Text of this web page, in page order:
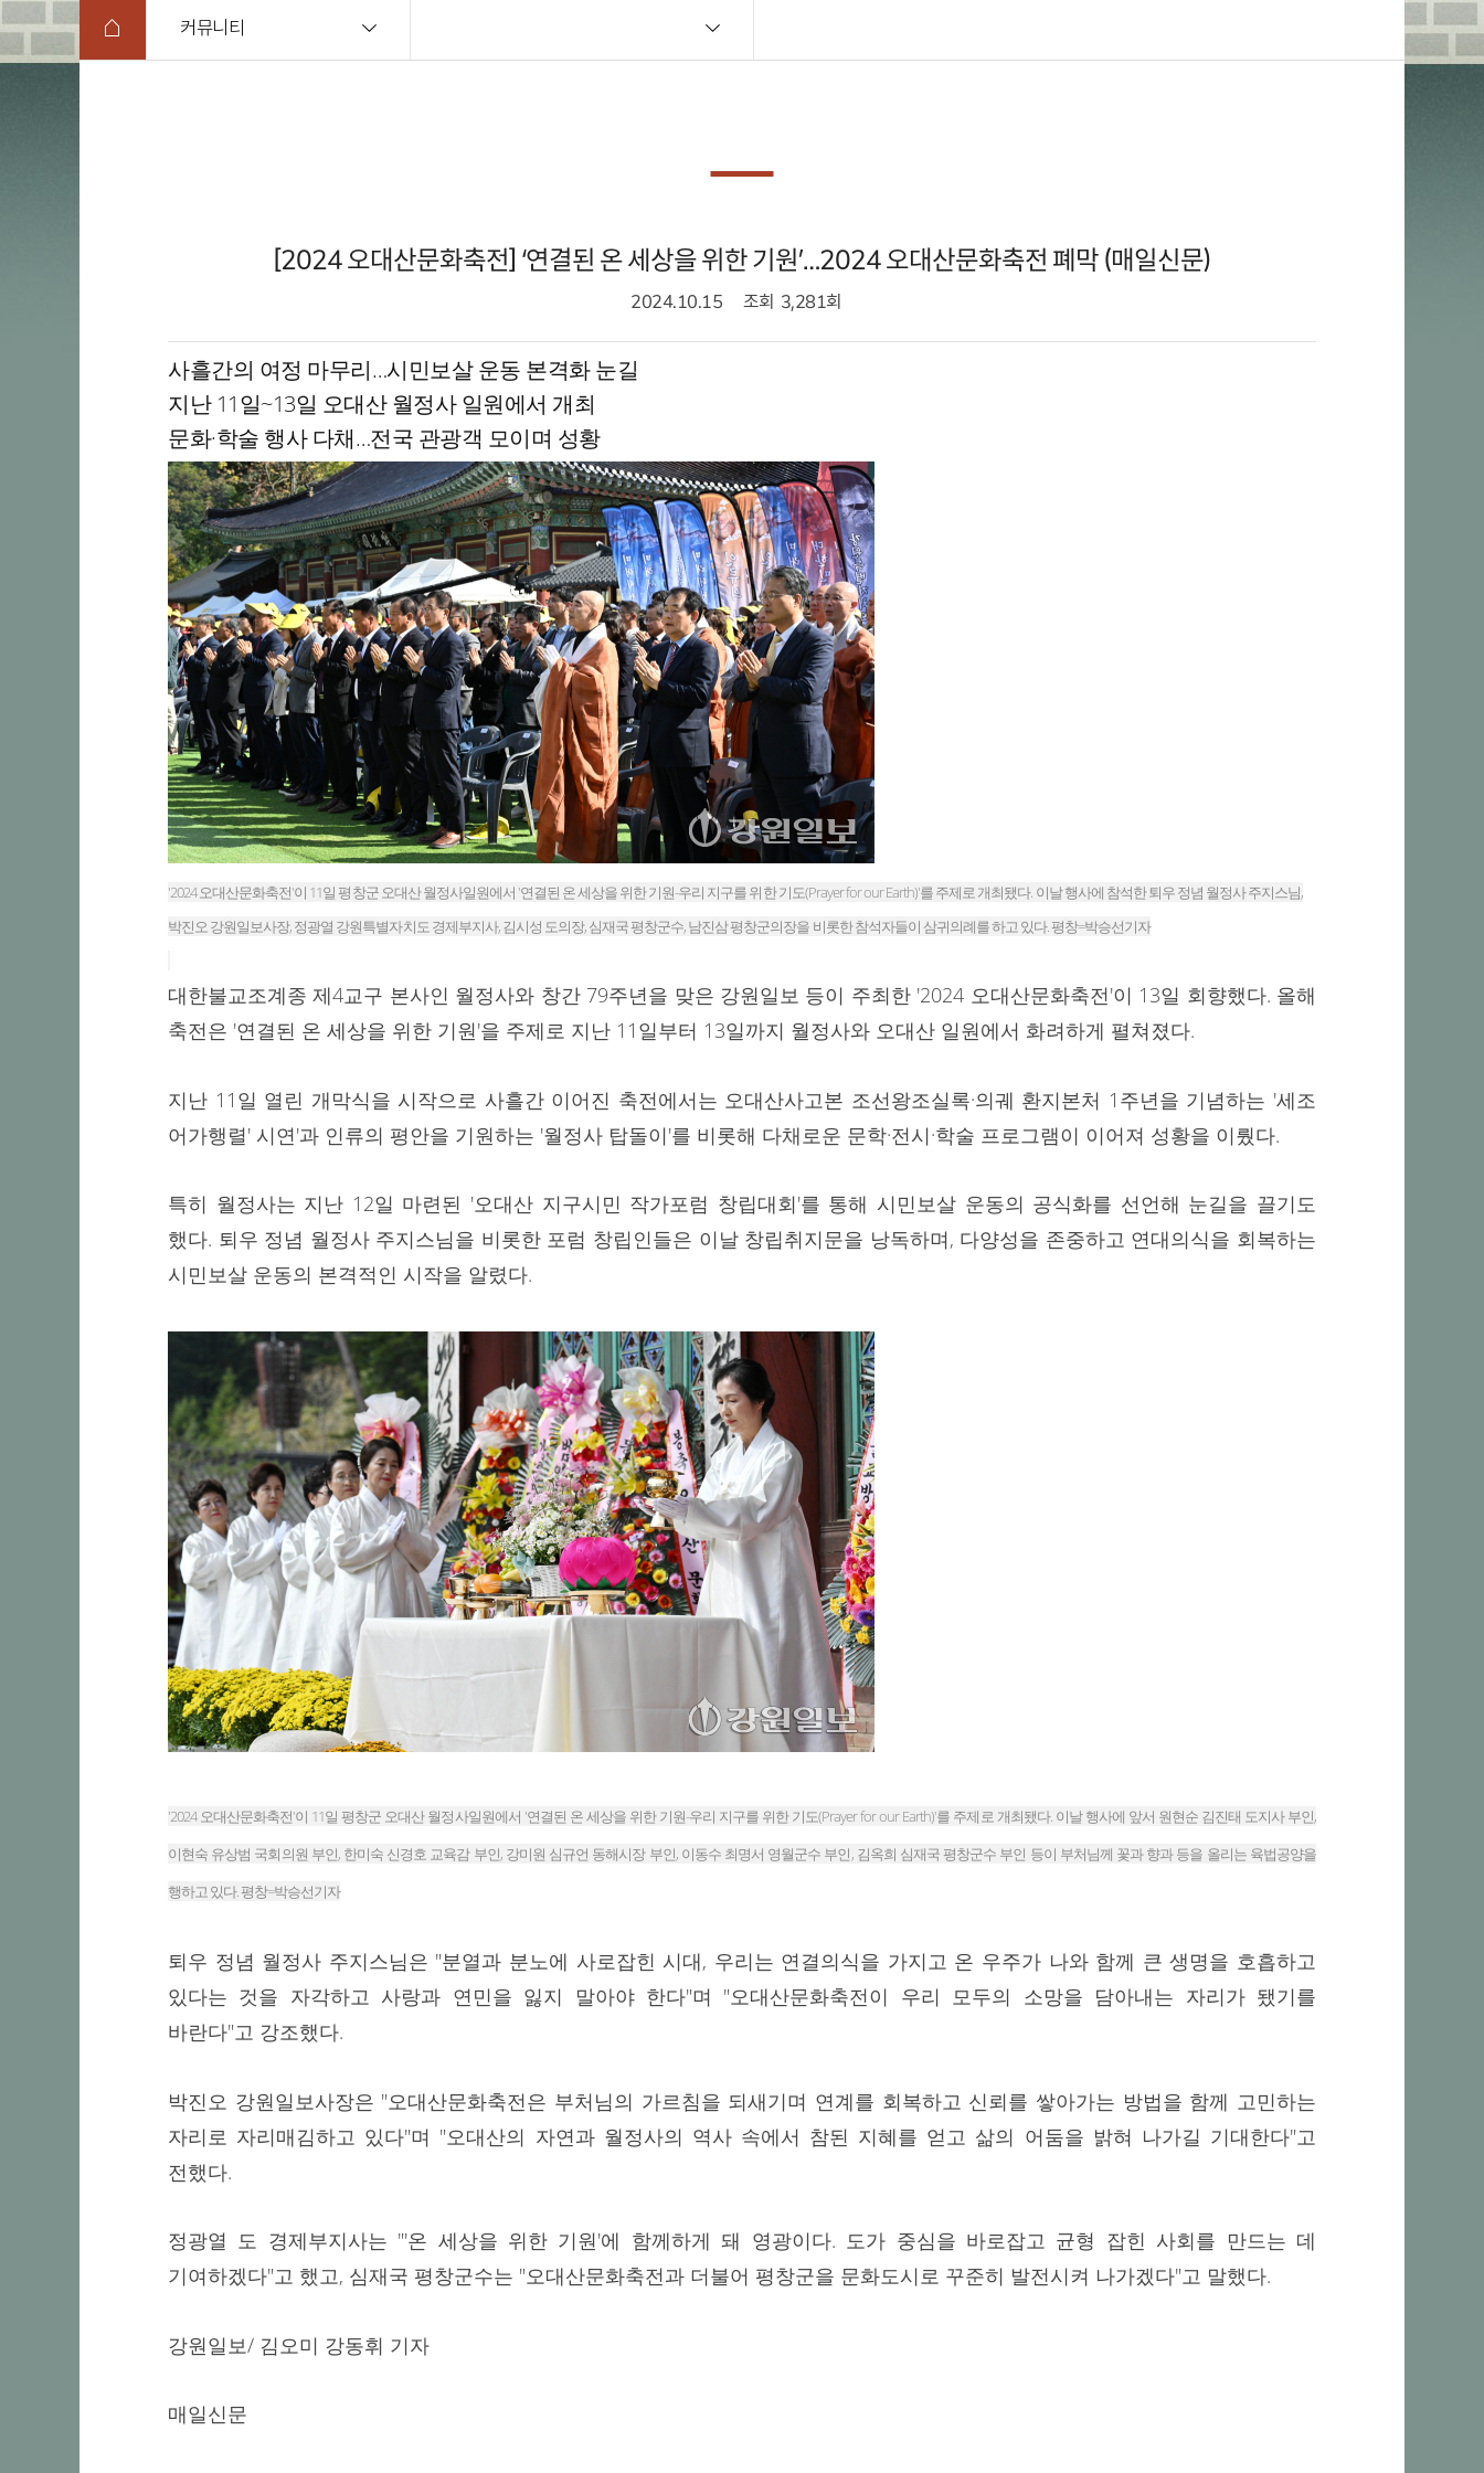
커뮤니티
[2024 오대산문화축전] ‘연결된 온 세상을 위한 기원’…2024 오대산문화축전 폐막 (매일신문)
2024.10.15 조회 3,281회
사흘간의 여정 마무리…시민보살 운동 본격화 눈길
지난 11일~13일 오대산 월정사 일원에서 개최
문화·학술 행사 다채…전국 관광객 모이며 성황
'2024 오대산문화축전'이 11일 평창군 오대산 월정사일원에서 '연결된 온 세상을 위한 기원-우리 지구를 위한 기도(Prayer for our Earth)'를 주제로 개최됐다. 이날 행사에 참석한 퇴우 정념 월정사 주지스님,
박진오 강원일보사장, 정광열 강원특별자치도 경제부지사, 김시성 도의장, 심재국 평창군수, 남진삼 평창군의장을 비롯한 참석자들이 삼귀의례를 하고 있다. 평창=박승선기자
대한불교조계종 제4교구 본사인 월정사와 창간 79주년을 맞은 강원일보 등이 주최한 '2024 오대산문화축전'이 13일 회향했다. 올해
축전은 '연결된 온 세상을 위한 기원'을 주제로 지난 11일부터 13일까지 월정사와 오대산 일원에서 화려하게 펼쳐졌다.
지난 11일 열린 개막식을 시작으로 사흘간 이어진 축전에서는 오대산사고본 조선왕조실록·의궤 환지본처 1주년을 기념하는 '세조
어가행렬' 시연'과 인류의 평안을 기원하는 '월정사 탑돌이'를 비롯해 다채로운 문학·전시·학술 프로그램이 이어져 성황을 이뤘다.
특히 월정사는 지난 12일 마련된 '오대산 지구시민 작가포럼 창립대회'를 통해 시민보살 운동의 공식화를 선언해 눈길을 끌기도
했다. 퇴우 정념 월정사 주지스님을 비롯한 포럼 창립인들은 이날 창립취지문을 낭독하며, 다양성을 존중하고 연대의식을 회복하는
시민보살 운동의 본격적인 시작을 알렸다.
'2024 오대산문화축전'이 11일 평창군 오대산 월정사일원에서 '연결된 온 세상을 위한 기원-우리 지구를 위한 기도(Prayer for our Earth)'를 주제로 개최됐다. 이날 행사에 앞서 원현순 김진태 도지사 부인,
이현숙 유상범 국회의원 부인, 한미숙 신경호 교육감 부인, 강미원 심규언 동해시장 부인, 이동수 최명서 영월군수 부인, 김옥희 심재국 평창군수 부인 등이 부처님께 꽃과 향과 등을 올리는 육법공양을
행하고 있다. 평창=박승선기자
퇴우 정념 월정사 주지스님은 "분열과 분노에 사로잡힌 시대, 우리는 연결의식을 가지고 온 우주가 나와 함께 큰 생명을 호흡하고
있다는 것을 자각하고 사랑과 연민을 잃지 말아야 한다"며 "오대산문화축전이 우리 모두의 소망을 담아내는 자리가 됐기를
바란다"고 강조했다.
박진오 강원일보사장은 "오대산문화축전은 부처님의 가르침을 되새기며 연계를 회복하고 신뢰를 쌓아가는 방법을 함께 고민하는
자리로 자리매김하고 있다"며 "오대산의 자연과 월정사의 역사 속에서 참된 지혜를 얻고 삶의 어둠을 밝혀 나가길 기대한다"고
전했다.
정광열 도 경제부지사는 "'온 세상을 위한 기원'에 함께하게 돼 영광이다. 도가 중심을 바로잡고 균형 잡힌 사회를 만드는 데
기여하겠다"고 했고, 심재국 평창군수는 "오대산문화축전과 더불어 평창군을 문화도시로 꾸준히 발전시켜 나가겠다"고 말했다.
강원일보/ 김오미 강동휘 기자
매일신문